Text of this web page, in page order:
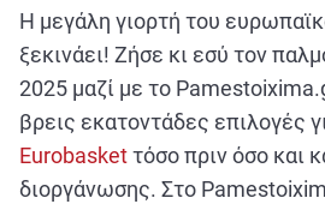
Η μεγάλη γιορτή του
ξεκινάει! Ζήσε κι εσύ τον
2025 μαζί με το
βρεις εκατοντάδες επιλογές
Eurobasketτόσο πριν όσο και
διοργάνωσης. Στο